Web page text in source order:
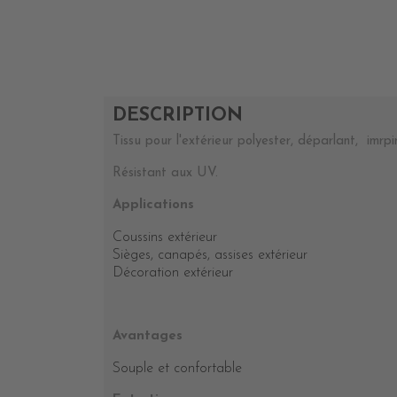
DESCRIPTION
Tissu pour l'extérieur polyester, déparlant,
Résistant aux UV.
Applications
Coussins extérieur
Sièges, canapés, assises extérieur
Décoration extérieur
Avantages
Souple et confortable